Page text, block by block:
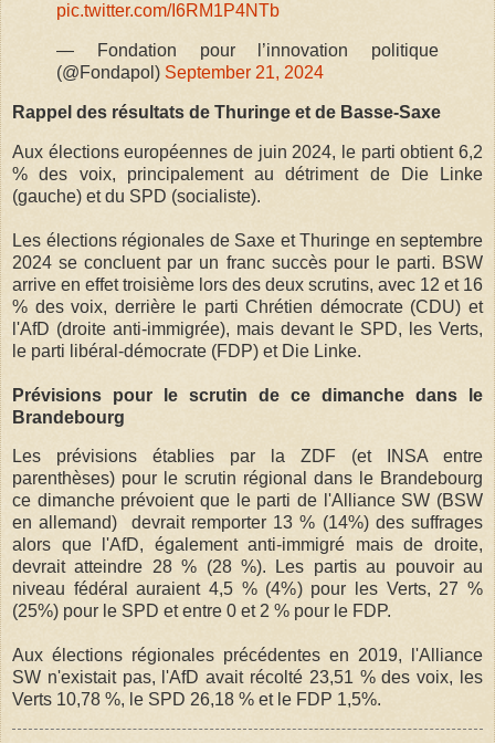
pic.twitter.com/I6RM1P4NTb
— Fondation pour l’innovation politique
(@Fondapol) September 21, 2024
Rappel des résultats de Thuringe et de Basse-Saxe
Aux élections européennes de juin 2024, le parti obtient 6,2
% des voix, principalement au détriment de Die Linke
(gauche) et du SPD (socialiste).
Les élections régionales de Saxe et Thuringe en septembre
2024 se concluent par un franc succès pour le parti. BSW
arrive en effet troisième lors des deux scrutins, avec 12 et 16
% des voix, derrière le parti Chrétien démocrate (CDU) et
l'AfD (droite anti-immigrée), mais devant le SPD, les Verts,
le parti libéral-démocrate (FDP) et Die Linke.
Prévisions pour le scrutin de ce dimanche dans le
Brandebourg
Les prévisions établies par la ZDF (et INSA entre
parenthèses) pour le scrutin régional dans le Brandebourg
ce dimanche prévoient que le parti de l'Alliance SW (BSW
en allemand) devrait remporter 13 % (14%) des suffrages
alors que l'AfD, également anti-immigré mais de droite,
devrait atteindre 28 % (28 %). Les partis au pouvoir au
niveau fédéral auraient 4,5 % (4%) pour les Verts, 27 %
(25%) pour le SPD et entre 0 et 2 % pour le FDP.
Aux élections régionales précédentes en 2019, l'Alliance
SW n'existait pas, l'AfD avait récolté 23,51 % des voix, les
Verts 10,78 %, le SPD 26,18 % et le FDP 1,5%.